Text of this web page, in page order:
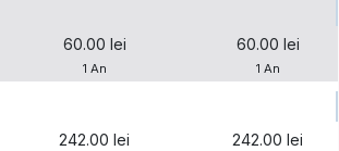
60.00 lei
1 An
60.00 lei
1 An
242.00 lei 242.00 lei